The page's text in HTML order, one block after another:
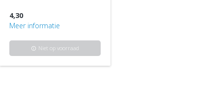
4,30
Meer informatie
info Niet op voorraad